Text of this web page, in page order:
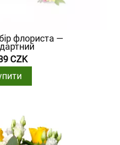
флориста —
CZK